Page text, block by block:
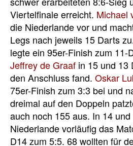
Viertelfinale erreicht. Michael
die Niederlande vor und
Legs nach jeweils 15 Darts
legte ein 95er-Finish zum 11-
Jeffrey de Graaf in 15 und 13
den Anschluss fand. Oskar
75er-Finish zum 3:3 bei und
dreimal auf den Doppeln
auch noch 155 aus. In 14
Niederlande vorläufig das
D14 zum 5:5. 68 wollten für